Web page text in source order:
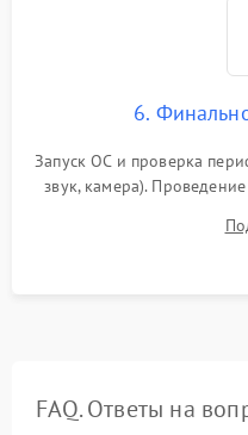
6.
Запуск ОС и проверка
звук, камера).
для контроля
системы под
FAQ. Ответы на